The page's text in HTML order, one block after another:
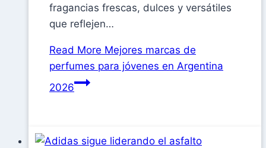
fragancias frescas, dulces y versátiles
que reflejen…
Read More Mejores marcas de
perfumes para jóvenes en Argentina
2026